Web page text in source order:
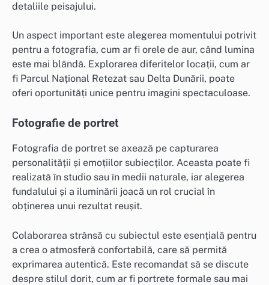
detaliile peisajului.
Un aspect important este alegerea momentului potrivit
pentru a fotografia, cum ar fi orele de aur, când lumina
este mai blândă. Explorarea diferitelor locații, cum ar
fi Parcul Național Retezat sau Delta Dunării, poate
oferi oportunități unice pentru imagini spectaculoase.
Fotografie de portret
Fotografia de portret se axează pe capturarea
personalității și emoțiilor subiecților. Aceasta poate fi
realizată în studio sau în medii naturale, iar alegerea
fundalului și a iluminării joacă un rol crucial în
obținerea unui rezultat reușit.
Colaborarea strânsă cu subiectul este esențială pentru
a crea o atmosferă confortabilă, care să permită
exprimarea autentică. Este recomandat să se discute
despre stilul dorit, cum ar fi portrete formale sau mai